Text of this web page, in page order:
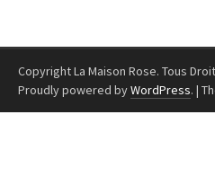
Copyright La Maison Rose. Tous
Proudly powered byWordPress. |